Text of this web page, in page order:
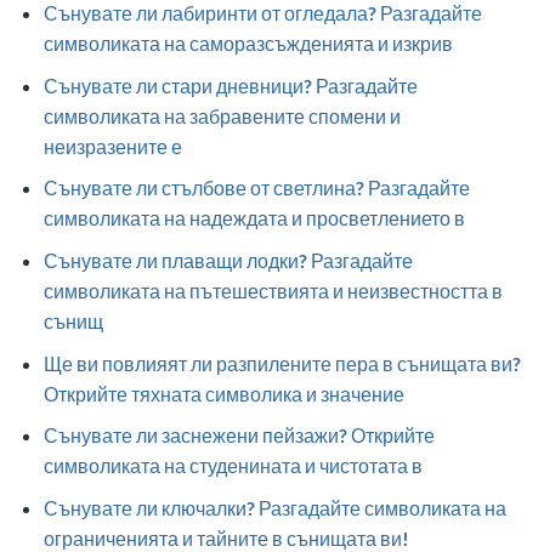
Сънувате ли лабиринти от огледала? Разгадайте
символиката на саморазсъжденията и изкрив
Сънувате ли стари дневници? Разгадайте
символиката на забравените спомени и
неизразените е
Сънувате ли стълбове от светлина? Разгадайте
символиката на надеждата и просветлението в
Сънувате ли плаващи лодки? Разгадайте
символиката на пътешествията и неизвестността в
сънищ
Ще ви повлияят ли разпилените пера в сънищата ви?
Открийте тяхната символика и значение
Сънувате ли заснежени пейзажи? Открийте
символиката на студенината и чистотата в
Сънувате ли ключалки? Разгадайте символиката на
ограниченията и тайните в сънищата ви!